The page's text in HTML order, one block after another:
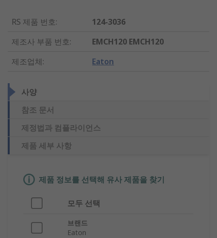
RS 제품 번호:
124-3036
제조사 부품 번호:
EMCH120 EMCH120
제조업체: Eaton
사양
참조 문서
제정법과 컴플라이언스
제품 세부 사항
제품 정보를 선택해 유사 제품을 찾기
모두 선택
브랜드
Eaton